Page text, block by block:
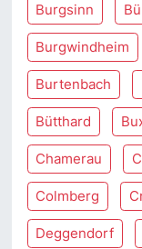
Burgsinn
Burgwindheim
Burtenbach
Bütthard
Chamerau
Colmberg
Deggendorf